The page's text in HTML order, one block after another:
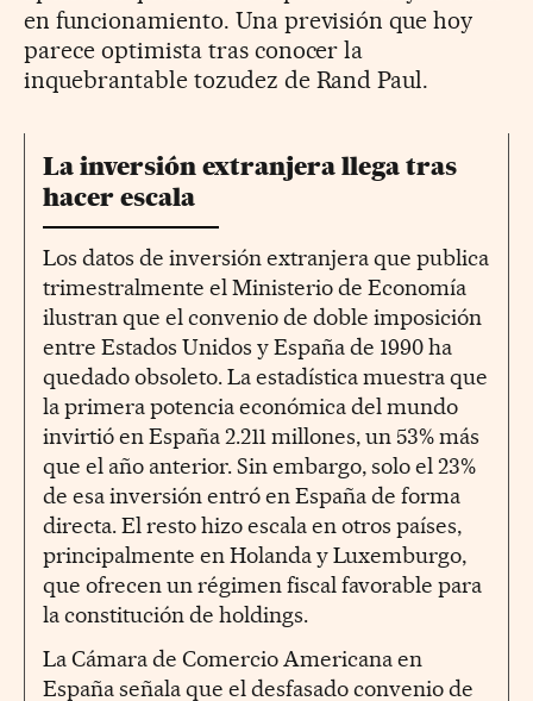
en funcionamiento. Una previsión que hoy
parece optimista tras conocer la
inquebrantable tozudez de Rand Paul.
La inversión extranjera llega tras
hacer escala
Los datos de inversión extranjera que publica
trimestralmente el Ministerio de Economía
ilustran que el convenio de doble imposición
entre Estados Unidos y España de 1990 ha
quedado obsoleto. La estadística muestra que
la primera potencia económica del mundo
invirtió en España 2.211 millones, un 53% más
que el año anterior. Sin embargo, solo el 23%
de esa inversión entró en España de forma
directa. El resto hizo escala en otros países,
principalmente en Holanda y Luxemburgo,
que ofrecen un régimen fiscal favorable para
la constitución de holdings.
La Cámara de Comercio Americana en
España señala que el desfasado convenio de